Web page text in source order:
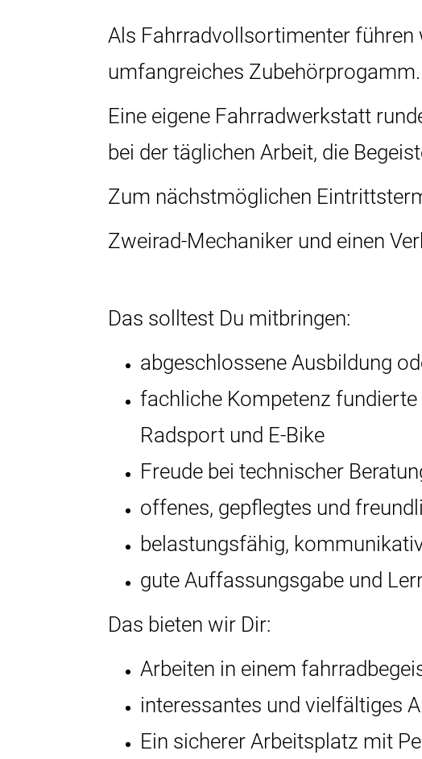
Als Fahrradvollsortimenter
umfangreiches Zubehörprogamm.
Eine eigene Fahrradwerkstatt
bei der täglichen Arbeit, die
Zum nächstmöglichen
Zweirad-Mechaniker und einen
Das solltest Du mitbringen:
abgeschlossene Ausbildung
fachliche Kompetenz
Radsport und E-Bike
Freude bei technischer
offenes, gepflegtes und
belastungsfähig,
gute Auffassungsgabe und
Das bieten wir Dir:
Arbeiten in einem
interessantes und vielfältiges
Ein sicherer Arbeitsplatz mit